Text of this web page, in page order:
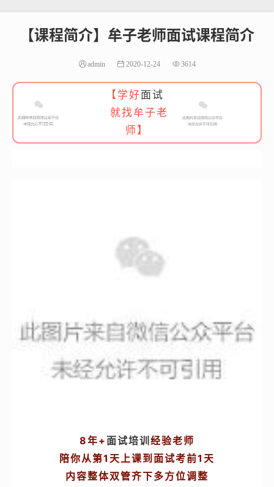
【课程简介】牟子老师面试课程简介
admin 2020-12-24 3614
【学好面试
就找牟子老
师】
8年+ 面试培训 经验老师
陪你从第1天上课到面试考前1天
内容整体双管齐下多方位调整